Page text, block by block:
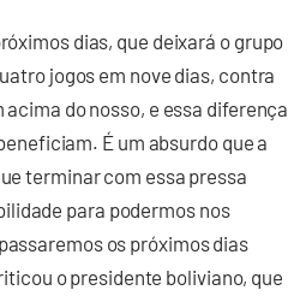
dias, que deixará o grupo
jogos em nove dias, contra
do nosso, e essa diferença
É um absurdo que a
terminar com essa pressa
para podermos nos
os próximos dias
o presidente boliviano, que